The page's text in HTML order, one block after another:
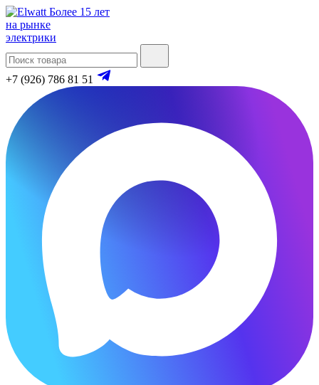
Более 15 лет
на рынке
электрики
+7 (926) 786 81 51